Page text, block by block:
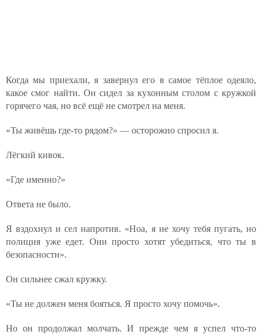
Когда мы приехали, я завернул его в самое тёплое одеяло,
какое смог найти. Он сидел за кухонным столом с кружкой
горячего чая, но всё ещё не смотрел на меня.
«Ты живёшь где-то рядом?» — осторожно спросил я.
Лёгкий кивок.
«Где именно?»
Ответа не было.
Я вздохнул и сел напротив. «Ноа, я не хочу тебя пугать, но
полиция уже едет. Они просто хотят убедиться, что ты в
безопасности».
Он сильнее сжал кружку.
«Ты не должен меня бояться. Я просто хочу помочь».
Но он продолжал молчать. И прежде чем я успел что-то